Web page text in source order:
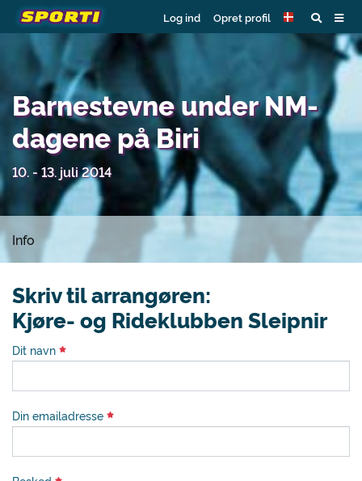
Log ind Opret profil
Barnestevne under NM-
dagene på Biri
10. - 13. juli 2014
Info
Skriv til arrangøren:
Kjøre- og Rideklubben Sleipnir
Dit navn
Din emailadresse